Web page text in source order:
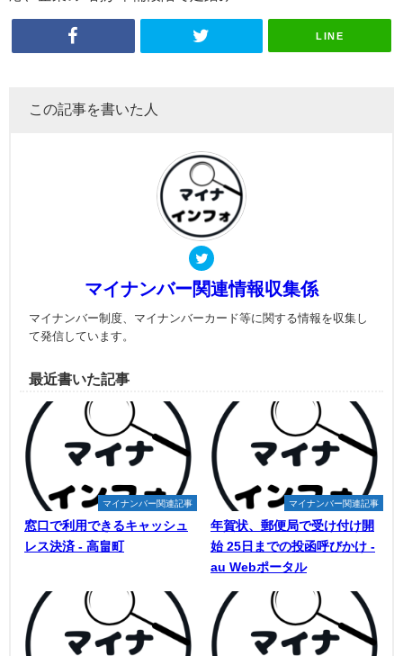
LINE
この記事を書いた人
マイナンバー関連情報収集係
マイナンバー制度、マイナンバーカード等に関する情報を収集し
て発信しています。
最近書いた記事
マイナンバー関連記事
窓口で利用できるキャッシュ
レス決済 - 高畠町
マイナンバー関連記事
年賀状、郵便局で受け付け開
始 25日までの投函呼びかけ -
au Webポータル